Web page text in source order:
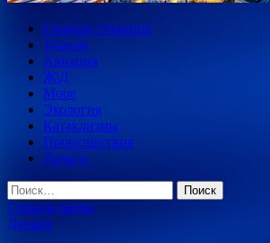
Главная страница
Туризм
Авиация
Ж\Д
Море
Экология
Катаклизмы
Происшествия
Деньги
Найти:
Главное меню
Деньги